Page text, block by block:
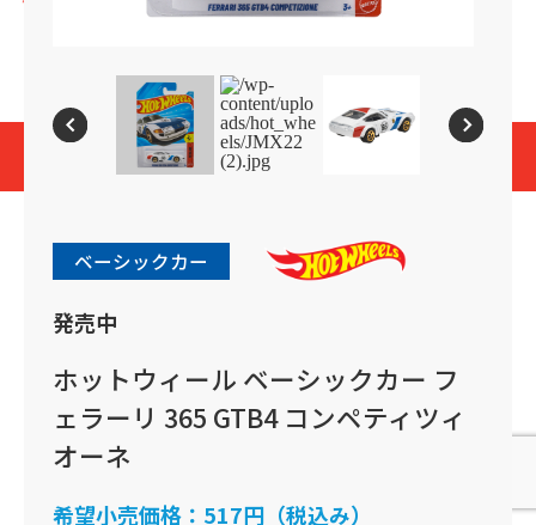
ベーシックカー
発売中
ホットウィール ベーシックカー フ
ェラーリ 365 GTB4 コンペティツィ
オーネ
希望小売価格： 517円（税込み）
Cookies and Related Technology Notice
© 2026 Mattel. All Rights Reserved.
page top